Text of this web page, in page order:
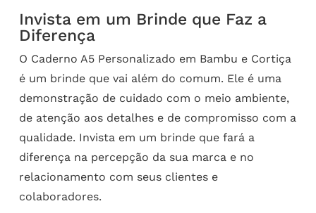
Invista em um Brinde que Faz a
Diferença
O Caderno A5 Personalizado em Bambu e Cortiça
é um brinde que vai além do comum. Ele é uma
demonstração de cuidado com o meio ambiente,
de atenção aos detalhes e de compromisso com a
qualidade. Invista em um brinde que fará a
diferença na percepção da sua marca e no
relacionamento com seus clientes e
colaboradores.